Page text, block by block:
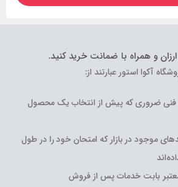
ارزان و همراه با ضمانت خرید کنید.
آکوا استور عبارتند از:
فنی ضروری که پیش از انتخاب یک محصول
موجود در بازار که امتحان خود را در طول
معتبر بابت خدمات پس از فروش